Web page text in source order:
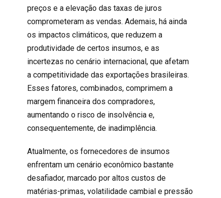
preços e a elevação das taxas de juros
comprometeram as vendas. Ademais, há ainda
os impactos climáticos, que reduzem a
produtividade de certos insumos, e as
incertezas no cenário internacional, que afetam
a competitividade das exportações brasileiras.
Esses fatores, combinados, comprimem a
margem financeira dos compradores,
aumentando o risco de insolvência e,
consequentemente, de inadimplência.
Atualmente, os fornecedores de insumos
enfrentam um cenário econômico bastante
desafiador, marcado por altos custos de
matérias-primas, volatilidade cambial e pressão